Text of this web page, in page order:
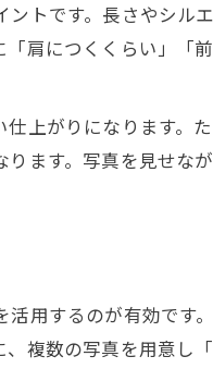
を伝える方法
を防ぐコツ
ロン活用ポイント
使う頼み方
み方のコツ
成功させる工夫
ーダー事例紹介
トです。長さやシル
肩につくくらい」「
上がりになります。
ます。写真を見せな
用するのが有効です
複数の写真を用意し